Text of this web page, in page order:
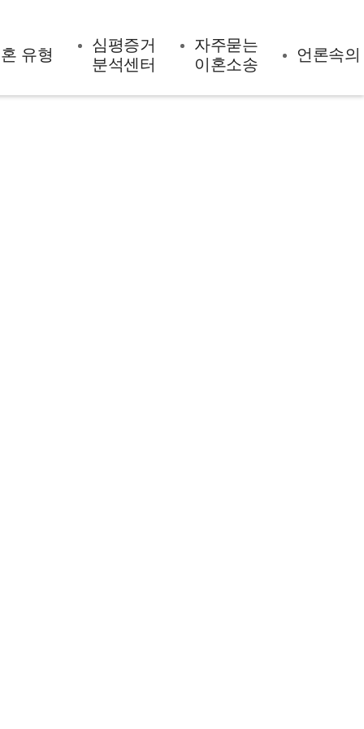
유형
심평증거
분석센터
자주묻는
이혼소송
언론속